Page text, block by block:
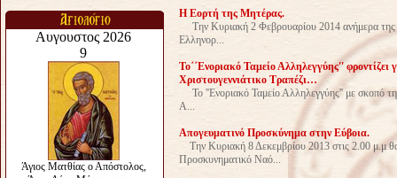
Η Εορτή της Μητέρας.
Την Κυριακή 2 Φεβρουαρίου 2014 ανήμερα της
Ελληνορ...
Το΄΄Ενοριακό Ταμείο Αλληλεγγύης''
Χριστουγεννιάτικο Τραπέζι…
Το ''Ενοριακό Ταμείο Αλληλεγγύης'' με σκοπό
Α...
Απογευματινό Προσκύνημα στην Εύβοια.
Tην Κυριακή 8 Δεκεμβρίου 2013 στις 2.00 μ.μ
Προσκυνηματικό Ναό...